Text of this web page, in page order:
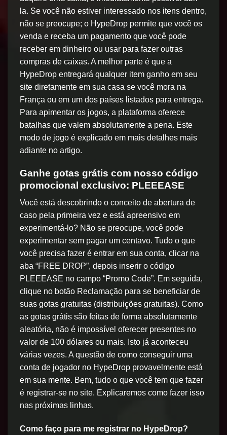
la. Se você não estiver interessado nos itens dentro,
não se preocupe; o HypeDrop permite que você os
venda e receba um pagamento que você pode
receber em dinheiro ou usar para fazer outras
compras de caixas. A melhor parte é que a
HypeDrop entregará qualquer item ganho em seu
site diretamente em sua casa se você mora na
França ou em um dos países listados para entrega.
Para apimentar os jogos, a plataforma oferece
batalhas que valem absolutamente a pena. Este
modo de jogo é explicado em mais detalhes mais
adiante no artigo.
Ganhe gotas grátis com nosso código
promocional exclusivo: PLEEEASE
Você está descobrindo o conceito de abertura de
caso pela primeira vez e está apreensivo em
experimentá-lo? Não se preocupe, você pode
experimentar sem pagar um centavo. Tudo o que
você precisa fazer é entrar em sua conta, clicar na
aba “FREE DROP”, depois inserir o código
PLEEEASE no campo “Promo Code”. Em seguida,
clique no botão Reclamação para se beneficiar de
suas gotas gratuitas (distribuições gratuitas). Como
as gotas grátis são feitas de forma absolutamente
aleatória, não é impossível oferecer presentes no
valor de 100 dólares ou mais. Isto já aconteceu
várias vezes. A questão de como conseguir uma
conta de jogador no HypeDrop provavelmente está
em sua mente. Bem, tudo o que você tem que fazer
é registrar-se no site. Explicaremos como fazer isso
nas próximas linhas.
Como faço para me registrar no HypeDrop?